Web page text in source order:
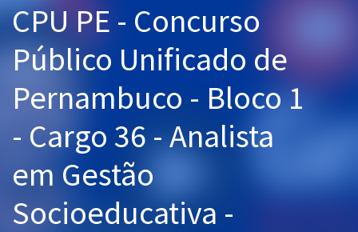
Cursos 20% OFF
Pós
Graduação
OAB
Questões grátis
CPU PE - Concurso
Público Unificado de
Pernambuco - Bloco 1
- Cargo 36 - Analista
em Gestão
Socioeducativa -